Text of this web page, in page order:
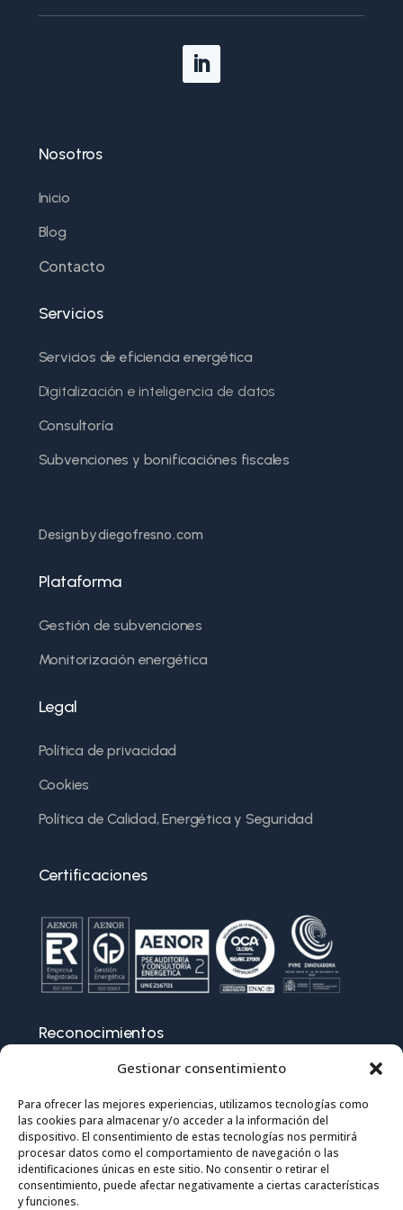
Gestionar consentimiento
Para ofrecer las mejores experiencias, utilizamos tecnologías como
las cookies para almacenar y/o acceder a la información del
dispositivo. El consentimiento de estas tecnologías nos permitirá
procesar datos como el comportamiento de navegación o las
identificaciones únicas en este sitio. No consentir o retirar el
consentimiento, puede afectar negativamente a ciertas características
y funciones.
Nosotros
Inicio
Blog
Contacto
Servicios
Servicios de eficiencia energética
Digitalización e inteligencia de datos
Consultoría
Subvenciones y bonificaciónes fiscales
Design by diegofresno.com
Plataforma
Gestión de subvenciones
Monitorización energética
Legal
Política de privacidad
Cookies
Política de Calidad, Energética y Seguridad
Certificaciones
Reconocimientos